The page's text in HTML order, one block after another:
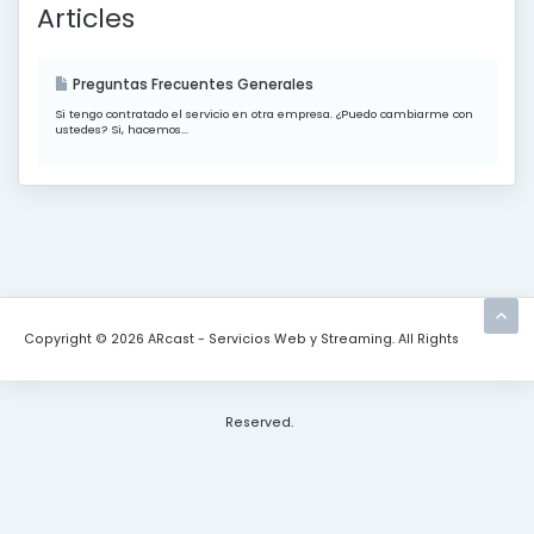
Articles
Preguntas Frecuentes Generales
Si tengo contratado el servicio en otra empresa. ¿Puedo cambiarme con
ustedes? Si, hacemos...
Copyright © 2026 ARcast - Servicios Web y Streaming. All Rights
Reserved.